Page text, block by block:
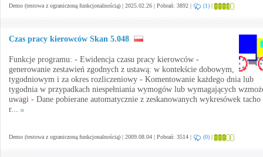
Demo (testowa z ograniczoną funkcjonalnością) | 2025.02.26 | Pobrań: 3892 | (1) |
Czas pracy kierowców Skan 5.048
Funkcje programu: - Ewidencja czasu pracy kierowców -
generowanie zestawień zgodnych z ustawą: w kontekście dobowym,
tygodniowym i za okres rozliczeniowy - Komentowanie każdego dnia lub
tygodnia w przypadkach niespełniania wymogów lub wymagających
uwagi - Dane pobierane automatycznie z zeskanowanych wykresówek
r...
Demo (testowa z ograniczoną funkcjonalnością) | 2009.08.04 | Pobrań: 3514 | (0) |